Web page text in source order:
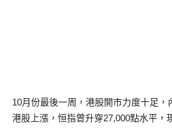
10月份最後一周，港股開市力度十足，
港股上漲，恒指曾升穿27,000點水平，